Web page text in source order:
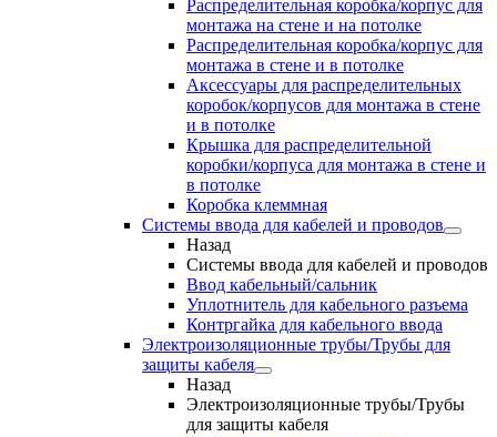
Распределительная коробка/корпус для
монтажа на стене и на потолке
Распределительная коробка/корпус для
монтажа в стене и в потолке
Аксессуары для распределительных
коробок/корпусов для монтажа в стене
и в потолке
Крышка для распределительной
коробки/корпуса для монтажа в стене и
в потолке
Коробка клеммная
Системы ввода для кабелей и проводов
Назад
Системы ввода для кабелей и проводов
Ввод кабельный/сальник
Уплотнитель для кабельного разъема
Контргайка для кабельного ввода
Электроизоляционные трубы/Трубы для
защиты кабеля
Назад
Электроизоляционные трубы/Трубы
для защиты кабеля